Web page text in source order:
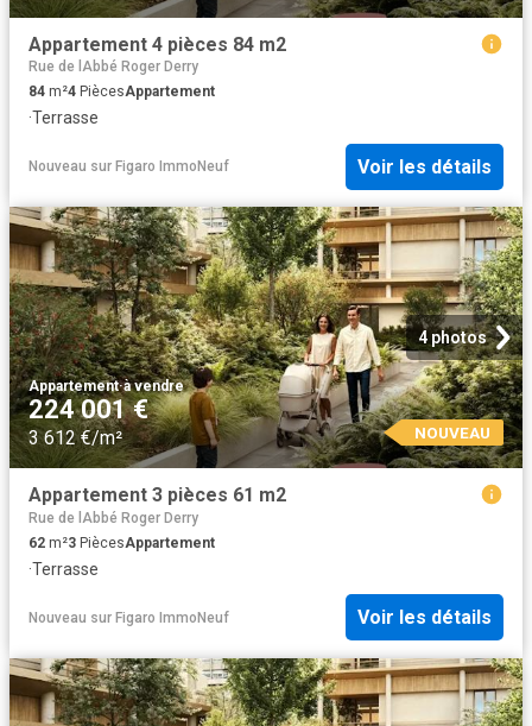
Appartement 4 pièces 84 m2
Rue de lAbbé Roger Derry
84 m²4 PiècesAppartement
·Terrasse
Nouveau sur Figaro ImmoNeuf Voir les détails
4 photos
Appartement·à vendre
224 001 €
3 612 €/m² NOUVEAU
Appartement 3 pièces 61 m2
Rue de lAbbé Roger Derry
62 m²3 PiècesAppartement
·Terrasse
Nouveau sur Figaro ImmoNeuf Voir les détails